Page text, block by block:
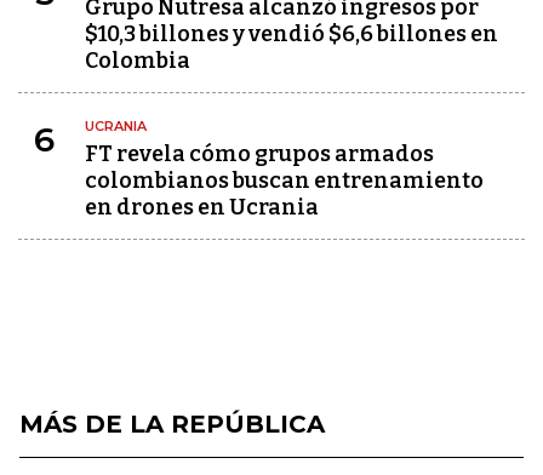
Grupo Nutresa alcanzó ingresos por
$10,3 billones y vendió $6,6 billones en
Colombia
6 UCRANIA
FT revela cómo grupos armados
colombianos buscan entrenamiento
en drones en Ucrania
MÁS DE LA REPÚBLICA